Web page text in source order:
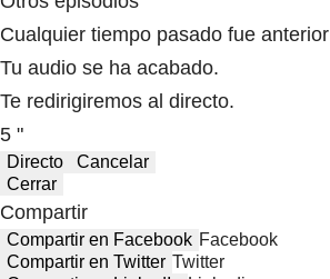
Cualquier tiempo pasado fue anterior
Tu audio se ha acabado.
Te redirigiremos al directo.
5 "
Directo
Cancelar
Cerrar
Compartir
Compartir en Facebook Facebook
Compartir en Twitter Twitter